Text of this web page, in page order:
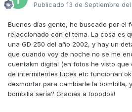
Publicado 13 de Septiembre del
Buenos días gente, he buscado por el
relaccionado con el tema. La cosa es
una GD 250 del año 2002, y hay un
que cuando voy de noche no se me
cuentakm digital (en fotos he visto que
de intermitentes luces etc funcionan
desmontar para cambiarle la bombilla,
bombilla sería? Gracias a tooodos!